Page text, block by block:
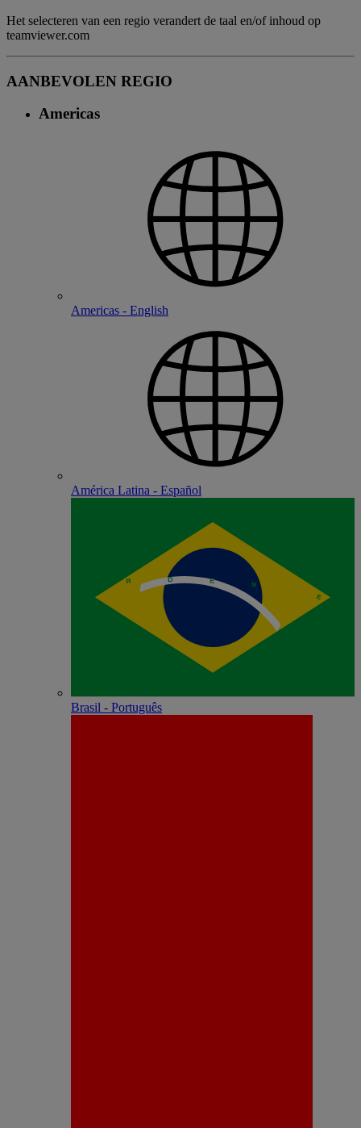
Het selecteren van een regio verandert de taal en/of inhoud op
teamviewer.com
AANBEVOLEN REGIO
Americas
Americas - English
América Latina - Español
Brasil - Português